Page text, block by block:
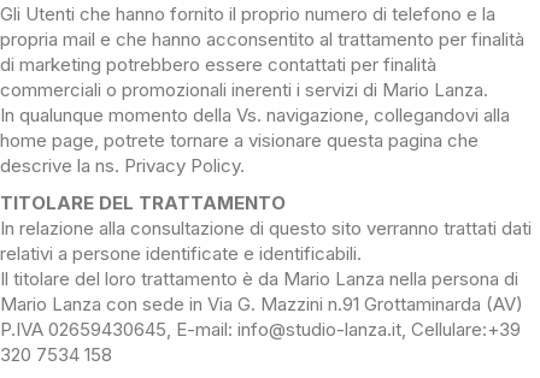
Gli Utenti che hanno fornito il proprio numero di telefono e la
propria mail e che hanno acconsentito al trattamento per finalità
di marketing potrebbero essere contattati per finalità
commerciali o promozionali inerenti i servizi di Mario Lanza.
In qualunque momento della Vs. navigazione, collegandovi alla
home page, potrete tornare a visionare questa pagina che
descrive la ns. Privacy Policy.
TITOLARE DEL TRATTAMENTO
In relazione alla consultazione di questo sito verranno trattati dati
relativi a persone identificate e identificabili.
Il titolare del loro trattamento è da Mario Lanza nella persona di
Mario Lanza con sede in Via G. Mazzini n.91 Grottaminarda (AV)
P.IVA 02659430645, E-mail: info@studio-lanza.it, Cellulare:+39
320 7534 158